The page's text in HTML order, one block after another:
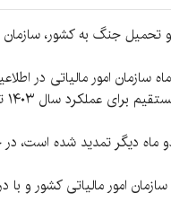
هفته قبل و در تاریخ ۲۰ خردادماه
ماه دیگر تمدید شده است،
امور مالیاتی کشور و با